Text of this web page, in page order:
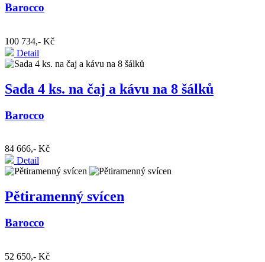
Barocco
100 734,- Kč
Detail
Sada 4 ks. na čaj a kávu na 8 šálků
Barocco
84 666,- Kč
Detail
Pětiramenný svícen
Barocco
52 650,- Kč